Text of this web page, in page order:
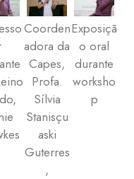
Coorden
adora da
Capes,
Profa.
Sílvia
Stanisçu
aski
Guterres
,
Exposiçã
o oral
durante
worksho
p